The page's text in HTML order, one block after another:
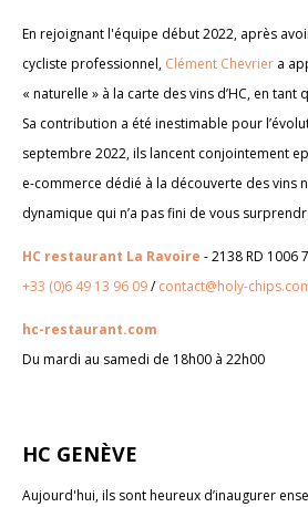
En rejoignant l'équipe début 2022, après
cycliste professionnel, Clément Chevrier a
« naturelle » à la carte des vins d’HC, en
Sa contribution a été inestimable pour
septembre 2022, ils lancent conjointement
e-commerce dédié à la découverte des vins
dynamique qui n’a pas fini de vous
HC restaurant La Ravoire - 2138 RD 1006
+33 (0)6 49 13 96 09/contact@holy-
hc-restaurant.com
Du mardi au samedi de 18h00 à 22h00
HC GENÈVE
Aujourd'hui, ils sont heureux d’inaugurer